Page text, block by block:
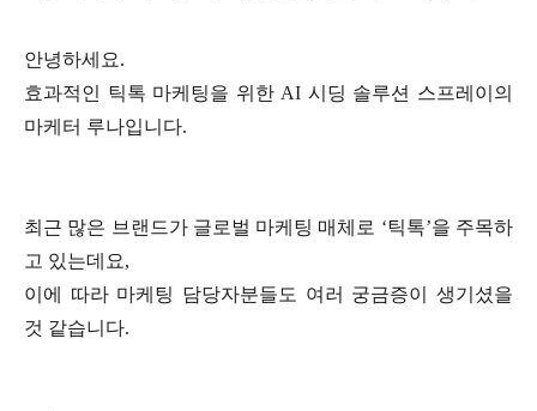
안녕하세요.
효과적인 틱톡 마케팅을 위한 AI 시딩 솔루션 스프레이의
마케터 루나입니다.
최근 많은 브랜드가 글로벌 마케팅 매체로 ‘틱톡’을 주목하
고 있는데요,
이에 따라 마케팅 담당자분들도 여러 궁금증이 생기셨을
것 같습니다.